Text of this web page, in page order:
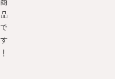
品
で
す
！